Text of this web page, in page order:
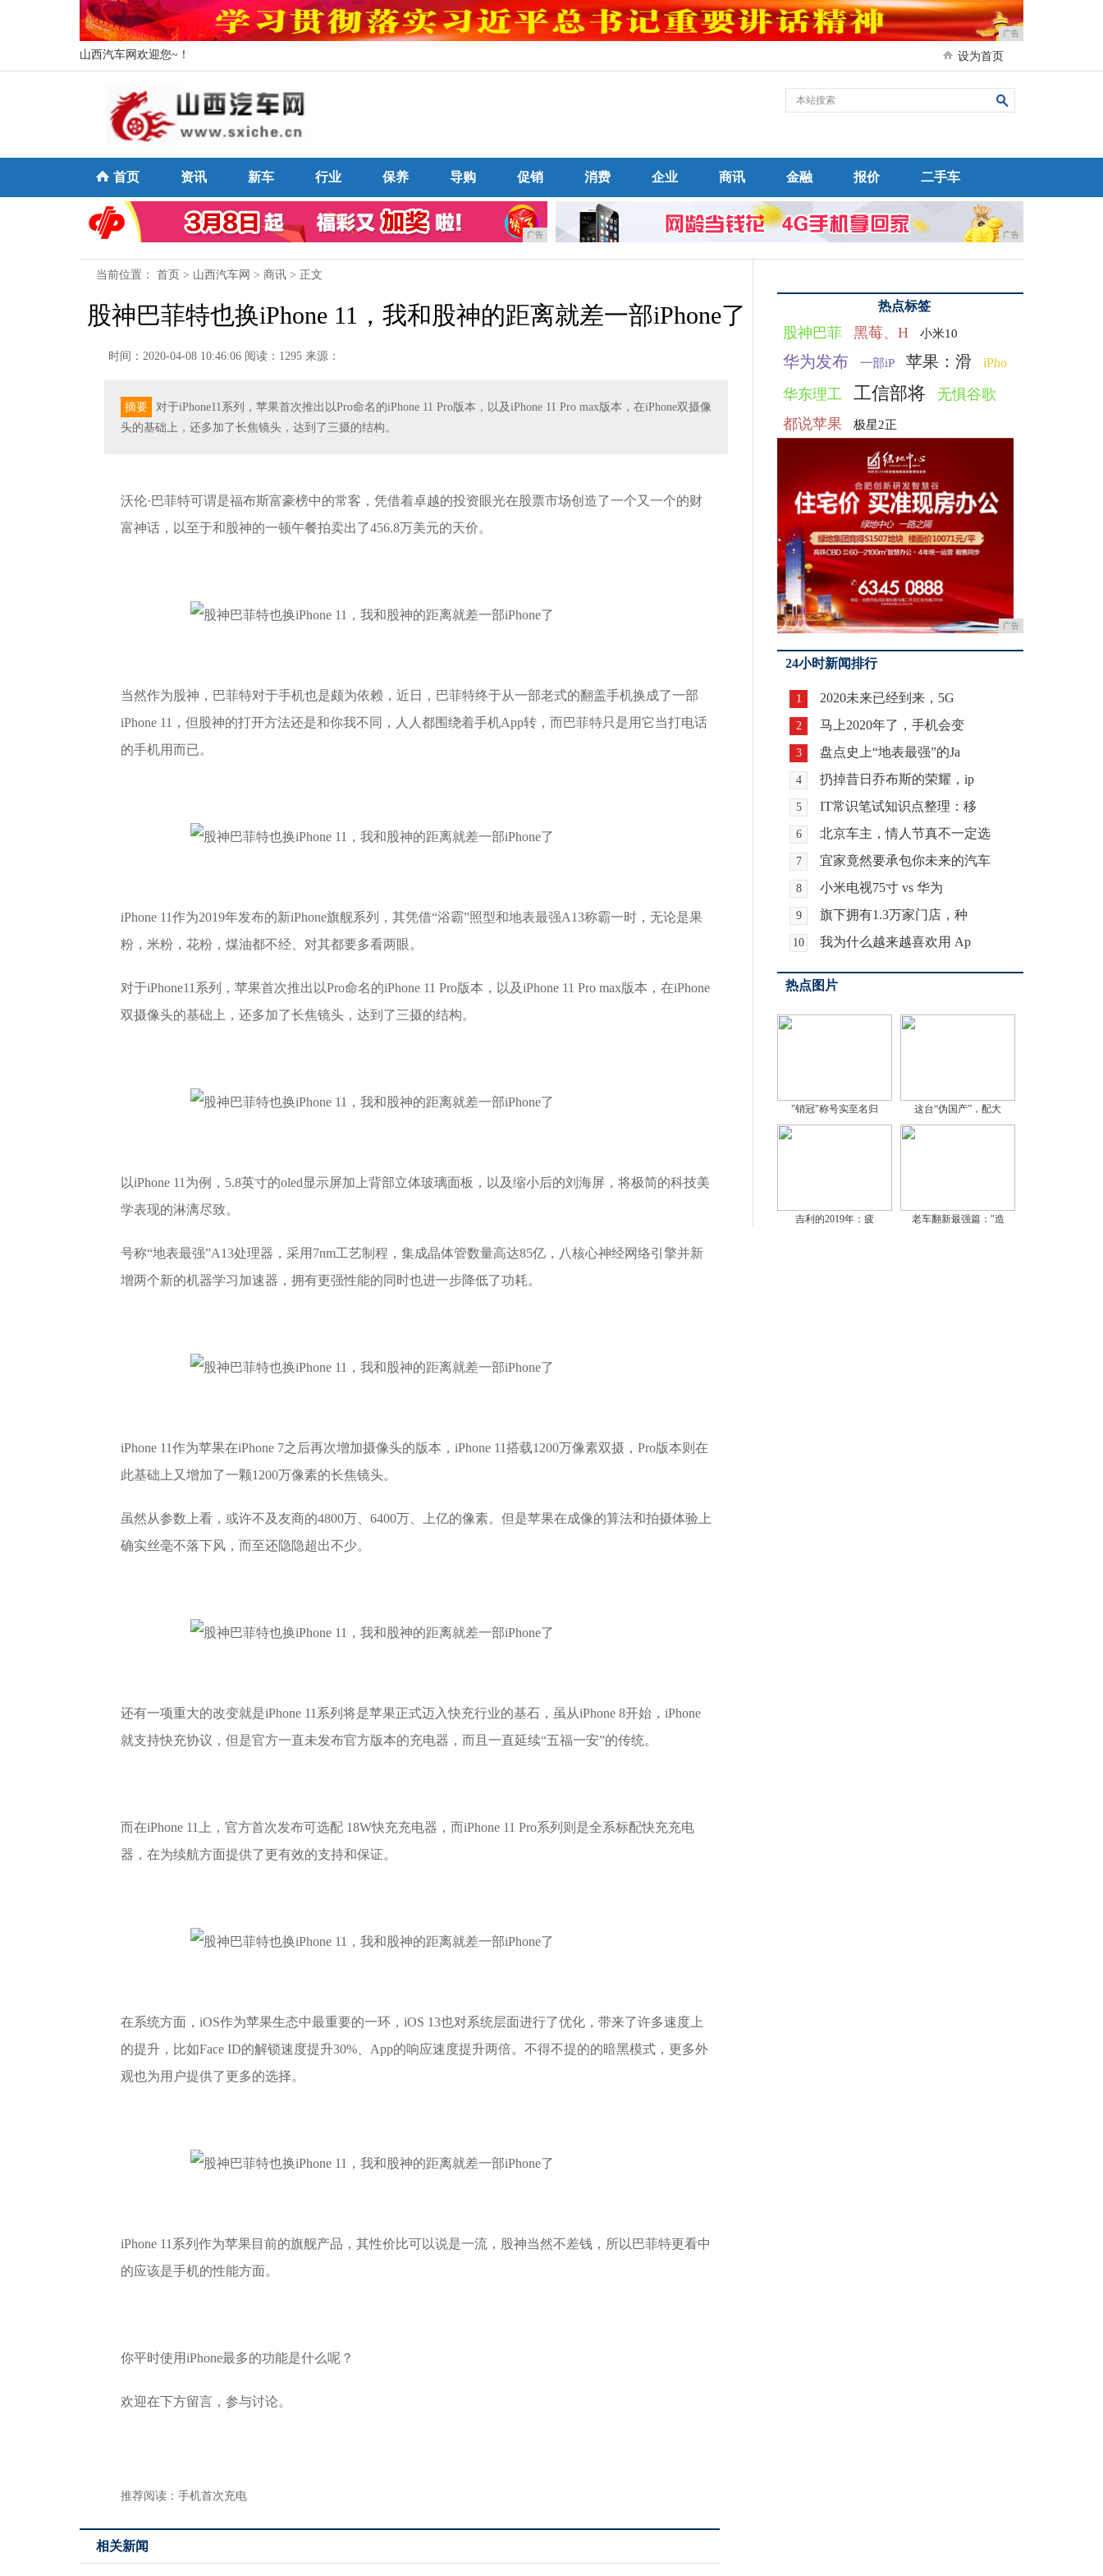
广告
山西汽车网欢迎您~！ 设为首页
首页 资讯 新车 行业 保养 导购 促销 消费 企业 商讯 金融 报价 二手车
广告 广告
当前位置： 首页 > 山西汽车网 > 商讯 > 正文
股神巴菲特也换iPhone 11，我和股神的距离就差一部iPhone了
时间：2020-04-08 10:46:06 阅读：1295 来源：
摘要
对于iPhone11系列，苹果首次推出以Pro命名的iPhone 11 Pro版本，以及iPhone 11 Pro max版本，在iPhone双摄像
头的基础上，还多加了长焦镜头，达到了三摄的结构。
沃伦·巴菲特可谓是福布斯富豪榜中的常客，凭借着卓越的投资眼光在股票市场创造了一个又一个的财
富神话，以至于和股神的一顿午餐拍卖出了456.8万美元的天价。
当然作为股神，巴菲特对于手机也是颇为依赖，近日，巴菲特终于从一部老式的翻盖手机换成了一部
iPhone 11，但股神的打开方法还是和你我不同，人人都围绕着手机App转，而巴菲特只是用它当打电话
的手机用而已。
iPhone 11作为2019年发布的新iPhone旗舰系列，其凭借“浴霸”照型和地表最强A13称霸一时，无论是果
粉，米粉，花粉，煤油都不经、对其都要多看两眼。
对于iPhone11系列，苹果首次推出以Pro命名的iPhone 11 Pro版本，以及iPhone 11 Pro max版本，在iPhone
双摄像头的基础上，还多加了长焦镜头，达到了三摄的结构。
以iPhone 11为例，5.8英寸的oled显示屏加上背部立体玻璃面板，以及缩小后的刘海屏，将极简的科技美
学表现的淋漓尽致。
号称“地表最强”A13处理器，采用7nm工艺制程，集成晶体管数量高达85亿，八核心神经网络引擎并新
增两个新的机器学习加速器，拥有更强性能的同时也进一步降低了功耗。
iPhone 11作为苹果在iPhone 7之后再次增加摄像头的版本，iPhone 11搭载1200万像素双摄，Pro版本则在
此基础上又增加了一颗1200万像素的长焦镜头。
虽然从参数上看，或许不及友商的4800万、6400万、上亿的像素。但是苹果在成像的算法和拍摄体验上
确实丝毫不落下风，而至还隐隐超出不少。
还有一项重大的改变就是iPhone 11系列将是苹果正式迈入快充行业的基石，虽从iPhone 8开始，iPhone
就支持快充协议，但是官方一直未发布官方版本的充电器，而且一直延续“五福一安”的传统。
而在iPhone 11上，官方首次发布可选配 18W快充充电器，而iPhone 11 Pro系列则是全系标配快充充电
器，在为续航方面提供了更有效的支持和保证。
在系统方面，iOS作为苹果生态中最重要的一环，iOS 13也对系统层面进行了优化，带来了许多速度上
的提升，比如Face ID的解锁速度提升30%、App的响应速度提升两倍。不得不提的的暗黑模式，更多外
观也为用户提供了更多的选择。
iPhone 11系列作为苹果目前的旗舰产品，其性价比可以说是一流，股神当然不差钱，所以巴菲特更看中
的应该是手机的性能方面。
你平时使用iPhone最多的功能是什么呢？
欢迎在下方留言，参与讨论。
推荐阅读： 手机首次充电
相关新闻
热点标签
股神巴菲 黑莓、H 小米10
华为发布 一部iP 苹果：滑 iPho
华东理工 工信部将
无惧谷歌
都说苹果
极星2正
广告
24小时新闻排行
1 2020未来已经到来，5G
2 马上2020年了，手机会变
3 盘点史上“地表最强”的Ja
4 扔掉昔日乔布斯的荣耀，ip
5 IT常识笔试知识点整理：移
6 北京车主，情人节真不一定选
7 宜家竟然要承包你未来的汽车
8 小米电视75寸 vs 华为
9 旗下拥有1.3万家门店，种
10 我为什么越来越喜欢用 Ap
热点图片
"销冠"称号实至名归 这台“伪国产”，配大
吉利的2019年：疲 老车翻新最强篇："造